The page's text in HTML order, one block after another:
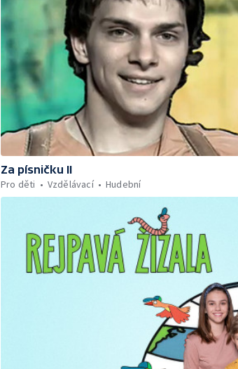
Za písničku II
Pro děti
Vzdělávací Hudební